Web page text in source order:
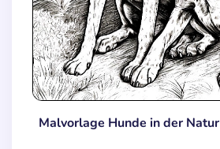
Malvorlage Hunde in der Natur